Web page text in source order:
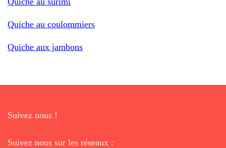
Quiche au coulommiers
Quiche aux jambons
Suivez nous !
Suivez nous sur les réseaux :